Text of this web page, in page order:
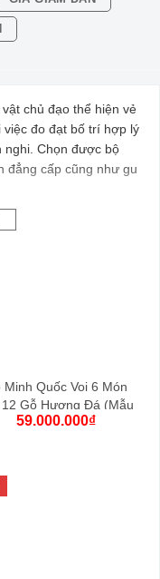
chủ đạo thể hiện vẻ
đo đạt bố trí hợp lý
nghi. Chọn được bộ
đẳng cấp cũng như gu
được chạm khắc công
giàu kinh nghiệm
Minh Quốc Voi 6 Món
12 Gỗ Hương Đá (Mẫu
3 Vách)
59.000.000₫